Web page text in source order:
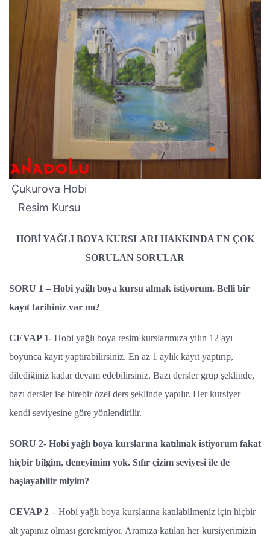
Çukurova Hobi
Resim Kursu
HOBİ YAĞLI BOYA KURSLARI HAKKINDA EN ÇOK
SORULAN SORULAR
SORU 1 – Hobi yağlı boya kursu almak istiyorum. Belli bir
kayıt tarihiniz var mı?
CEVAP 1- Hobi yağlı boya resim kurslarımıza yılın 12 ayı
boyunca kayıt yaptırabilirsiniz. En az 1 aylık kayıt yaptırıp,
dilediğiniz kadar devam edebilirsiniz. Bazı dersler grup şeklinde,
bazı dersler ise birebir özel ders şeklinde yapılır. Her kursiyer
kendi seviyesine göre yönlendirilir.
SORU 2- Hobi yağlı boya kurslarına katılmak istiyorum fakat
hiçbir bilgim, deneyimim yok. Sıfır çizim seviyesi ile de
başlayabilir miyim?
CEVAP 2 – Hobi yağlı boya kurslarına katılabilmeniz için hiçbir
alt yapınız olması gerekmiyor. Aramıza katılan her kursiyerimizin